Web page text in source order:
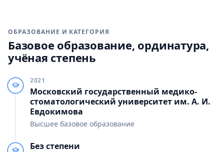
ОБРАЗОВАНИЕ И КАТЕГОРИЯ
Базовое образование, ординатура,
учёная степень
2021
Московский государственный медико-
стоматологический университет им. А. И.
Евдокимова
Высшее базовое образование
Без степени